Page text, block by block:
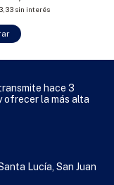
sin interés
hace 3
ofrecer la más alta
Lucía, San Juan